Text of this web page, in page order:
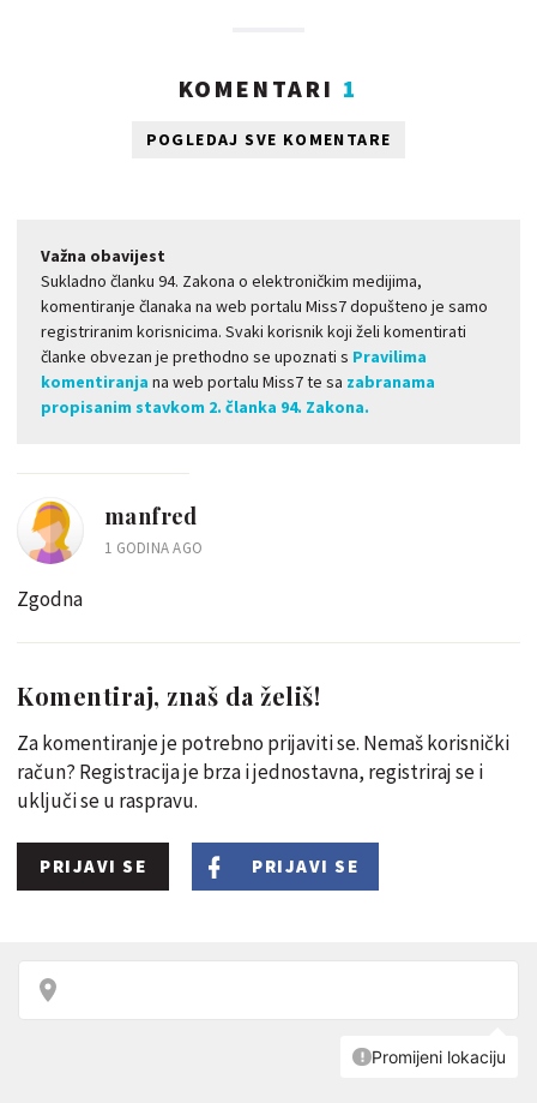
KOMENTARI 1
POGLEDAJ SVE KOMENTARE
Važna obavijest
Sukladno članku 94. Zakona o elektroničkim medijima,
komentiranje članaka na web portalu Miss7 dopušteno je samo
registriranim korisnicima. Svaki korisnik koji želi komentirati
članke obvezan je prethodno se upoznati s Pravilima
komentiranja na web portalu Miss7 te sa zabranama
propisanim stavkom 2. članka 94. Zakona.
manfred
1 GODINA AGO
Zgodna
Komentiraj, znaš da želiš!
Za komentiranje je potrebno prijaviti se. Nemaš korisnički
račun? Registracija je brza i jednostavna, registriraj se i
uključi se u raspravu.
PRIJAVI SE PRIJAVI SE